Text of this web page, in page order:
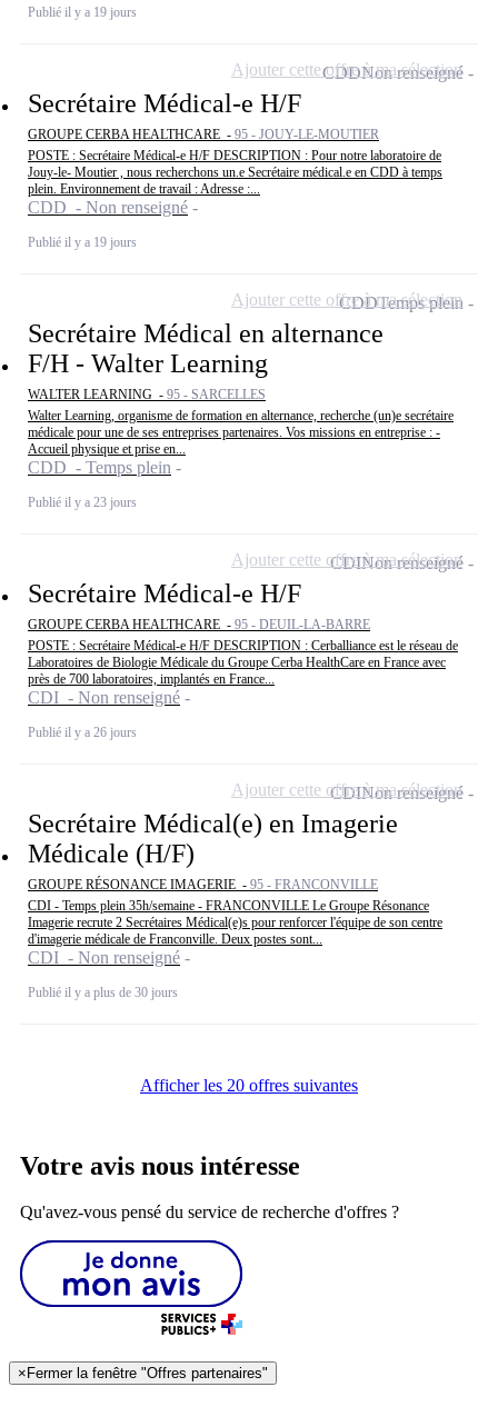
Publié il y a 19 jours
Secrétaire Médical-e H/F
GROUPE CERBA HEALTHCARE - 95 - JOUY-LE-MOUTIER
POSTE : Secrétaire Médical-e H/F DESCRIPTION : Pour notre laboratoire de
Jouy-le- Moutier , nous recherchons un.e Secrétaire médical.e en CDD à temps
plein. Environnement de travail : Adresse :...
CDD - Non renseigné
Publié il y a 19 jours
CDDNon renseigné
Ajouter cette offre à ma sélection
Secrétaire Médical en alternance
F/H - Walter Learning
WALTER LEARNING - 95 - SARCELLES
Walter Learning, organisme de formation en alternance, recherche (un)e secrétaire
médicale pour une de ses entreprises partenaires. Vos missions en entreprise : -
Accueil physique et prise en...
CDD - Temps plein
Publié il y a 23 jours
CDDTemps plein
Ajouter cette offre à ma sélection
Secrétaire Médical-e H/F
GROUPE CERBA HEALTHCARE - 95 - DEUIL-LA-BARRE
POSTE : Secrétaire Médical-e H/F DESCRIPTION : Cerballiance est le réseau de
Laboratoires de Biologie Médicale du Groupe Cerba HealthCare en France avec
près de 700 laboratoires, implantés en France...
CDI - Non renseigné
Publié il y a 26 jours
CDINon renseigné
Ajouter cette offre à ma sélection
Secrétaire Médical(e) en Imagerie
Médicale (H/F)
GROUPE RÉSONANCE IMAGERIE - 95 - FRANCONVILLE
CDI - Temps plein 35h/semaine - FRANCONVILLE Le Groupe Résonance
Imagerie recrute 2 Secrétaires Médical(e)s pour renforcer l'équipe de son centre
d'imagerie médicale de Franconville. Deux postes sont...
CDI - Non renseigné
Publié il y a plus de 30 jours
CDINon renseigné
Ajouter cette offre à ma sélection
Afficher les 20 offres suivantes
Votre avis nous intéresse
Qu'avez-vous pensé du service de recherche d'offres ?
× Fermer la fenêtre "Offres partenaires"